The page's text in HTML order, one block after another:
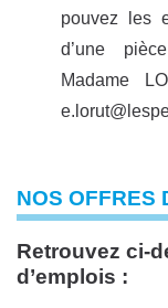
pouvez les
d’une
Madame
NOS OFFRES
Retrouvez ci-
d’emplois :